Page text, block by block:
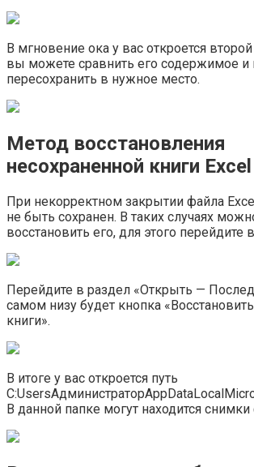
В мгновение ока у вас откроется
вы можете сравнить его содержимое и
пересохранить в нужное место.
Метод восстановления
несохраненной книги Excel
При некорректном закрытии файла
не быть сохранен. В таких случаях
восстановить его, для этого
Перейдите в раздел «Открыть —
самом низу будет кнопка
книги».
В итоге у вас откроется путь
В данной папке могут находится снимки